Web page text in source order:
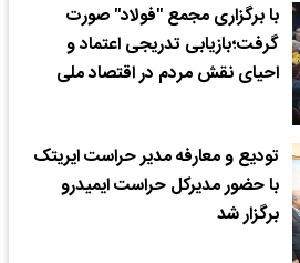
با برگزاری مجمع "فولاد" صورت
گرفت؛بازیابی تدریجی اعتماد و
احیای نقش مردم در اقتصاد ملی
تودیع و معارفه مدیر حراست ایریتک
با حضور مدیرکل حراست ایمیدرو
برگزار شد